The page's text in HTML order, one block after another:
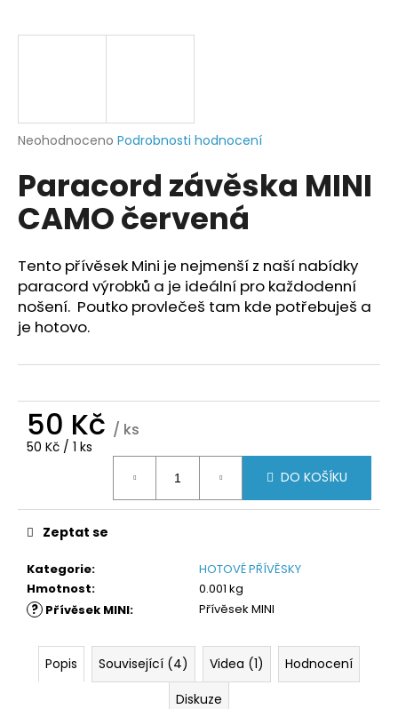
Průměrné
produktu
je
0,0
z
hvězdiček.
Neohodnoceno Podrobnosti hodnocení
Paracord závěska MINI
CAMO červená
Tento přívěsek Mini je nejmenší z naší nabídky
paracord výrobků a je ideální pro každodenní
nošení. Poutko provlečeš tam kde potřebuješ a
je hotovo.
50 Kč / ks
Měrná
50 Kč / 1 ks
DO KOŠÍKU
Kategorie:
HOTOVÉ PŘÍVĚSKY
Hmotnost: 0.001 kg
? Přívěsek MINI: Přívěsek MINI
Zeptat se
Popis Související (4) Videa (1)
Hodnocení
Diskuze
j
?
D
o
p
o
r
č
e